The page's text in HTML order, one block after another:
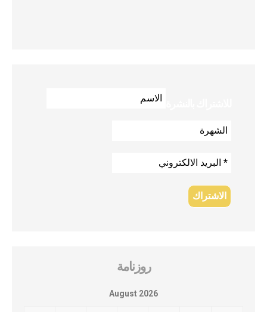
روزنامة
August 2026